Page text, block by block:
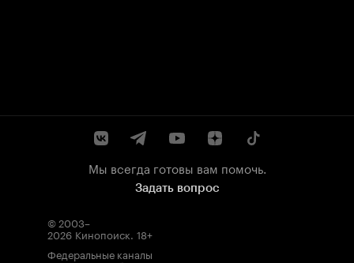
Мы всегда готовы вам помочь.
Задать вопрос
© 2003–
2026 Кинопоиск. 18+
Федеральные каналы